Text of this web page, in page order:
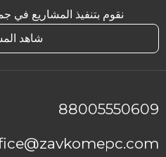
نقوم بتنفيذ المشاريع في
شاهد
88005550609